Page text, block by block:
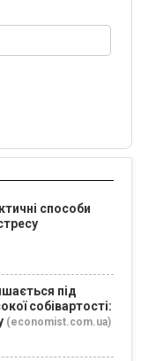
способи
під
собівартості:
(economist.com.ua)